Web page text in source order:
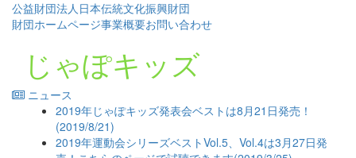
公益財団法人日本伝統文化振興財団
財団ホームページ事業概要お問い合わせ
じゃぽキッズ
ニュース
2019年じゃぽキッズ発表会ベストは8月21日発売！
(2019/8/21)
2019年運動会シリーズベストVol.5、Vol.4は3月27日発